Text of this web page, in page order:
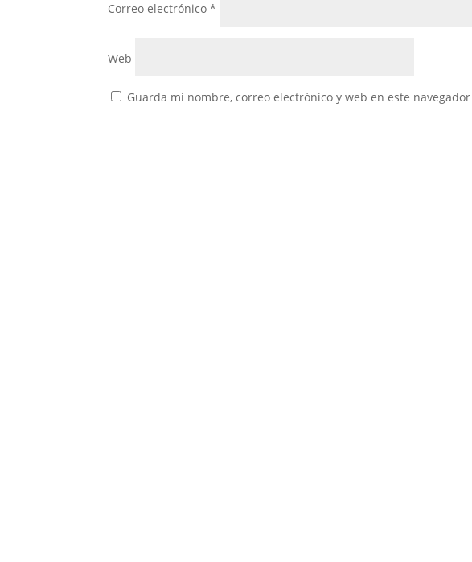
Correo electrónico*
Web
Guarda mi nombre, correo electrónico y web en este